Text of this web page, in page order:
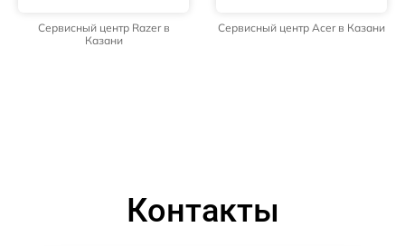
Сервисный центр Razer в
Казани
Сервисный центр Acer в Казани
Контакты